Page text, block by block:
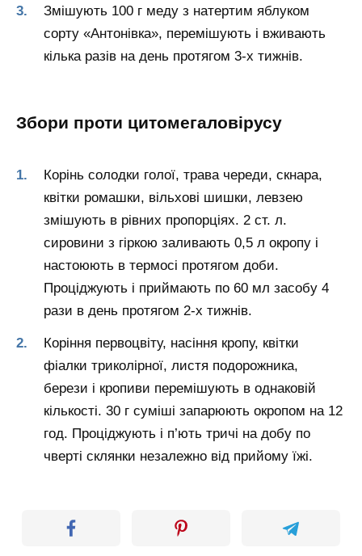
Змішують 100 г меду з натертим яблуком
сорту «Антонівка», перемішують і вживають
кілька разів на день протягом 3-х тижнів.
Збори проти цитомегаловірусу
Корінь солодки голої, трава череди, скнара,
квітки ромашки, вільхові шишки, левзею
змішують в рівних пропорціях. 2 ст. л.
сировини з гіркою заливають 0,5 л окропу і
настоюють в термосі протягом доби.
Проціджують і приймають по 60 мл засобу 4
рази в день протягом 2-х тижнів.
Коріння первоцвіту, насіння кропу, квітки
фіалки триколірної, листя подорожника,
берези і кропиви перемішують в однаковій
кількості. 30 г суміші запарюють окропом на 12
год. Проціджують і п’ють тричі на добу по
чверті склянки незалежно від прийому їжі.